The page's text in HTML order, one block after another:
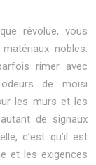
révolue, vous
nobles.
rimer avec
de moisi
les murs et les
de signaux
c’est qu’il est
et les exigences